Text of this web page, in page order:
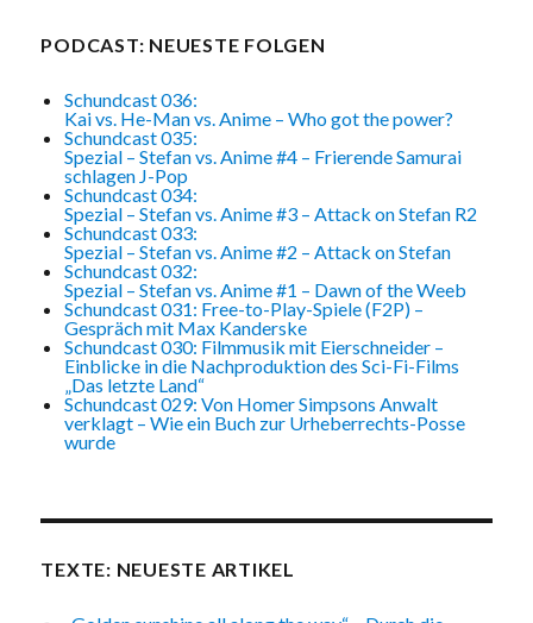
PODCAST: NEUESTE FOLGEN
Schundcast 036:
Kai vs. He-Man vs. Anime – Who got the power?
Schundcast 035:
Spezial – Stefan vs. Anime #4 – Frierende Samurai
schlagen J-Pop
Schundcast 034:
Spezial – Stefan vs. Anime #3 – Attack on Stefan R2
Schundcast 033:
Spezial – Stefan vs. Anime #2 – Attack on Stefan
Schundcast 032:
Spezial – Stefan vs. Anime #1 – Dawn of the Weeb
Schundcast 031: Free-to-Play-Spiele (F2P) –
Gespräch mit Max Kanderske
Schundcast 030: Filmmusik mit Eierschneider –
Einblicke in die Nachproduktion des Sci-Fi-Films
„Das letzte Land“
Schundcast 029: Von Homer Simpsons Anwalt
verklagt – Wie ein Buch zur Urheberrechts-Posse
wurde
TEXTE: NEUESTE ARTIKEL